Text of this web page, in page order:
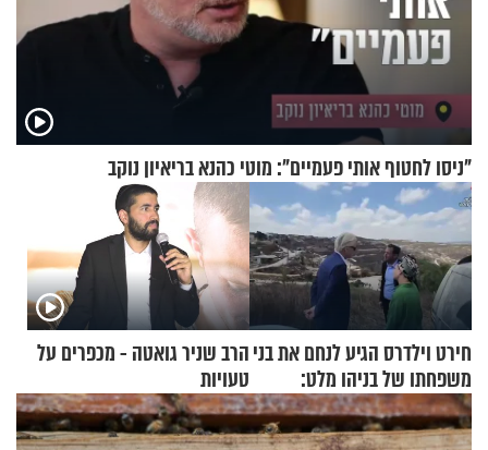
"ניסו לחטוף אותי פעמיים": מוטי כהנא בריאיון נוקב
חירט וילדרס הגיע לנחם את בני
משפחתו של בניהו מלט:
"מיליונים באירופה תומכים
בכם"
הרב שניר גואטה - מכפרים על
טעויות